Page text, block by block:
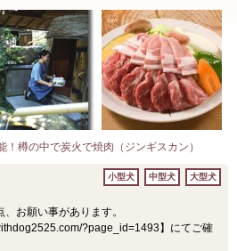
樽の中で炭火で焼肉（ジンギスカン）
お願い事があります。
?page_id=1493】にてご確
小型犬 中型犬 大型犬